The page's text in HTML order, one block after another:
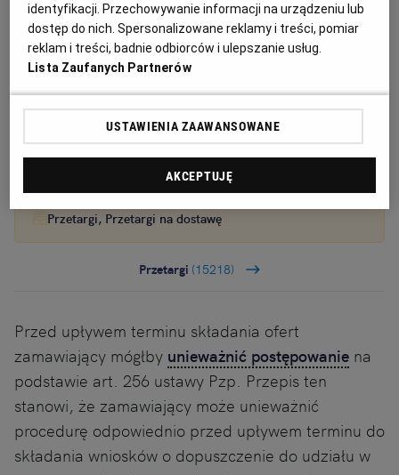
Ogłoszenia z kategorii Przetargi
Suwalska Spółdzielnia Mieszkaniowa w Suwałkach
ogłasza przetarg nieograniczony na modernizacje
parkingów
16.08.2026
SUWAŁKI, Podlaskie
Przetargi, Przetargi na dostawę
Przetargi (15218)
Przed upływem terminu składania ofert
zamawiający mógłby unieważnić postępowanie na
podstawie art. 256 ustawy Pzp. Przepis ten
stanowi, że zamawiający może unieważnić
procedurę odpowiednio przed upływem terminu do
składania wniosków o dopuszczenie do udziału w
identyfikacji. Przechowywanie informacji na urządzeniu lub
dostęp do nich. Spersonalizowane reklamy i treści, pomiar
reklam i treści, badnie odbiorców i ulepszanie usług.
Lista Zaufanych Partnerów
USTAWIENIA ZAAWANSOWANE
AKCEPTUJĘ